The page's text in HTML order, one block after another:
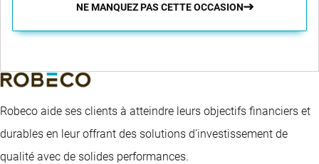
NE MANQUEZ PAS CETTE OCCASION
Robeco aide ses clients à atteindre leurs objectifs financiers et
durables en leur offrant des solutions d’investissement de
qualité avec de solides performances.